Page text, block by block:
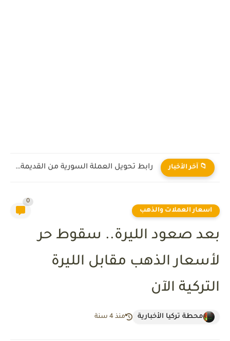
📁 آخر الأخبار رابط تحويل العملة السورية من القديمة إلى الجديدة 2026
اسعار العملات والذهب
0
بعد صعود الليرة.. سقوط حر
لأسعار الذهب مقابل الليرة
التركية الآن
محطة تركيا الأخبارية منذ 4 سنة